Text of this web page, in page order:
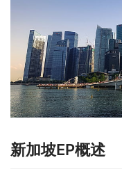
新加坡EP概述